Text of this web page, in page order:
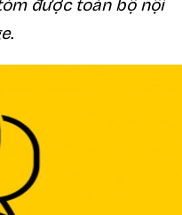
được toàn bộ nội
.